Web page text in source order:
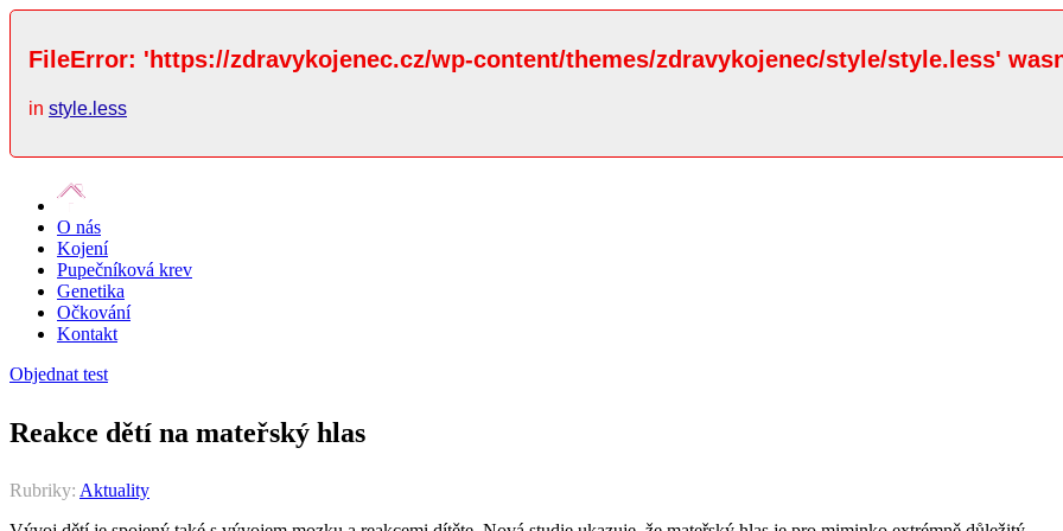
FileError: 'https://zdravykojenec.cz/wp-content/themes/zdravykojenec/style/style.less'
in style.less
O nás
Kojení
Pupečníková krev
Genetika
Očkování
Kontakt
Objednat test
Reakce dětí na mateřský hlas
Rubriky: Aktuality